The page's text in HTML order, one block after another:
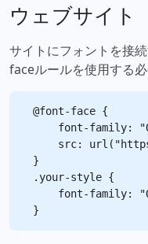
ウェブサイト
サイトにフォントを接
faceルールを使用する
@font-face {
font-family:
src:
}
.your-style {
font-family: